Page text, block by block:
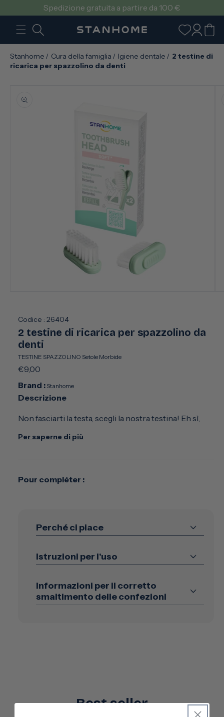
DIRETTAMENTESpedizione gratuita a partire da 100 €
Accedi
Carrello
Stanhome / Cura della famiglia / Igiene dentale / 2 testine di
ricarica per spazzolino da denti
finestra
modale
Codice : 26404
2 testine di ricarica per spazzolino da
denti
TESTINE SPAZZOLINO Setole Morbide
Prezzo
di
listino
€9,00
Brand : Stanhome
Descrizione
Non fasciarti la testa, scegli la nostra testina! Eh sì,
denti. Grazie al taglio piatto e alle setole morbide e
integrato permette di mantenere una migliore igiene
Per saperne di più
Pour compléter :
Perché ci piace
Istruzioni per l'uso
Informazioni per il corretto
smaltimento delle confezioni
Best seller